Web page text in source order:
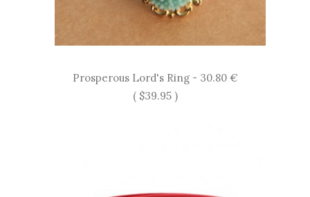
Prosperous Lord's Ring - 30.80 €
( $39.95 )